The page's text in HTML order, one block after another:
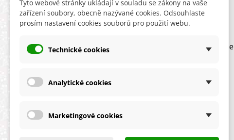
Obchodní podmínky
Ochrana osobních údajů
Slevy
Nyní doporučujeme
★★★★★
Tyto webové stránky ukládají v souladu se zákony na vaše
zařízení soubory, obecně nazývané cookies. Odsouhlaste
prosím nastavení cookies souborů pro použití webu.
Technické cookies
Analytické cookies
Marketingové cookies